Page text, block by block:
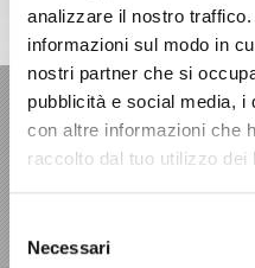
analizzare il nostro
informazioni sul modo in
nostri partner che si
pubblicità e social media, i
con altre informazioni che
raccolto dal tuo utilizzo dei
Selezione
delNecessari
VACANZA